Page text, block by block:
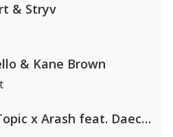
& Stryv
& Kane Brown
Hugel x Topic x Arash feat. Daecolm